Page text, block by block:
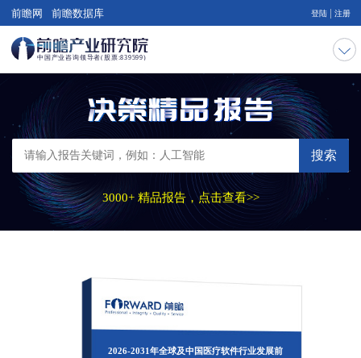
前瞻网 前瞻数据库 登陆 注册
搜索
3000+ 精品报告，点击查看>>
2026-2031年全球及中国医疗软件行业发展前